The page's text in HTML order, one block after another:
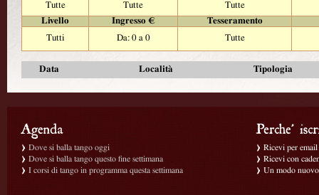
Tutte
Tutte
Tutte
Livello
Ingresso €
Tesseramento
Tutti
Da: 0 a 0 Tutte
Data Località Tipologia
Dove si balla tango oggi
Dove si balla tango questo fine settimana
I corsi di tango in programma questa settimana
Ricevi per
Ricevi con
Un modo